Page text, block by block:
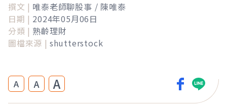
撰文 | 唯泰老師聊股事 / 陳唯泰
日期 | 2024年05月06日
分類 | 熟齡理財
圖檔來源 | shutterstock
A A A